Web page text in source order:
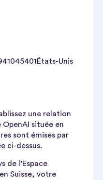
États-Unis
une relation
située en
sont émises par
ci-dessus.
de l’Espace
Suisse, votre